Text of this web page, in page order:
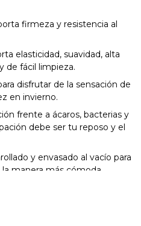
firmeza y resistencia al
elasticidad, suavidad, alta
de fácil limpieza.
disfrutar de la sensación de
en invierno.
frente a ácaros, bacterias y
debe ser tu reposo y el
y envasado al vacío para
manera más cómoda.
entre el producto
cuanto a color, tejido o
son normales y no afectan a